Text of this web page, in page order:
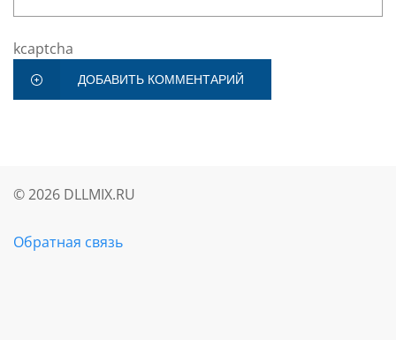
kcaptcha
ДОБАВИТЬ КОММЕНТАРИЙ
©2026 DLLMIX.RU
Обратная связь